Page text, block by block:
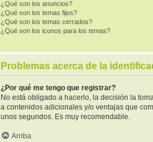
¿Qué son los anuncios?
¿Qué son los temas fijos?
¿Qué son los temas cerrados?
¿Qué son los iconos para los temas?
Problemas acerca de la
¿Por qué me tengo que registrar?
No está obligado a hacerlo, la decisión la
a contenidos adicionales y/o ventajas que
unos segundos. Es muy recomendable.
Arriba